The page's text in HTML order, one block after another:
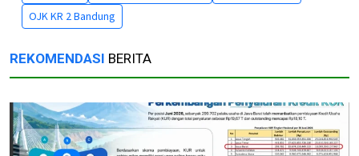
OJK KR 2 Bandung
REKOMENDASI BERITA